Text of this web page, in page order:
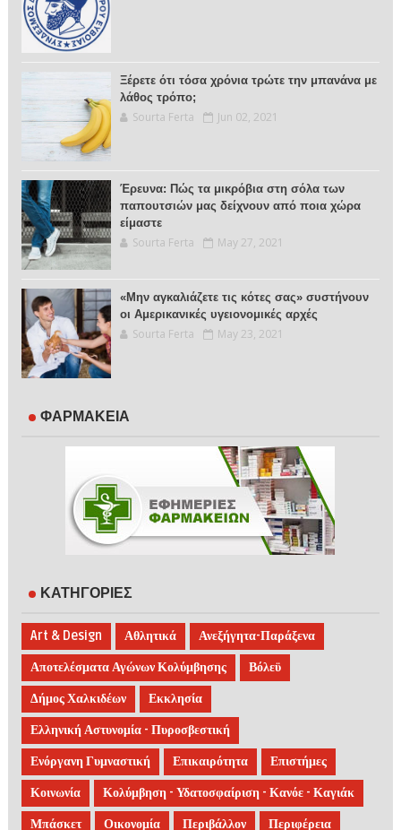
Ξέρετε ότι τόσα χρόνια τρώτε την μπανάνα με
λάθος τρόπο;
Sourta Ferta Jun 02, 2021
Έρευνα: Πώς τα μικρόβια στη σόλα των
παπουτσιών μας δείχνουν από ποια χώρα
είμαστε
Sourta Ferta May 27, 2021
«Μην αγκαλιάζετε τις κότες σας» συστήνουν
οι Αμερικανικές υγειονομικές αρχές
Sourta Ferta May 23, 2021
ΦΑΡΜΑΚΕΙΑ
ΚΑΤΗΓΟΡΙΕΣ
Art & Design Αθλητικά Ανεξήγητα-Παράξενα
Αποτελέσματα Αγώνων Κολύμβησης Βόλεϋ
Δήμος Χαλκιδέων Εκκλησία
Ελληνική Αστυνομία - Πυροσβεστική
Ενόργανη Γυμναστική Επικαιρότητα Επιστήμες
Κοινωνία Κολύμβηση - Υδατοσφαίριση - Κανόε - Καγιάκ
Μπάσκετ Οικονομία Περιβάλλον Περιφέρεια